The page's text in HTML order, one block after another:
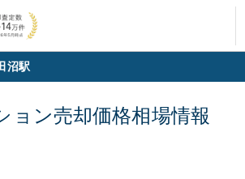
沼駅
ョン売却価格相場情報